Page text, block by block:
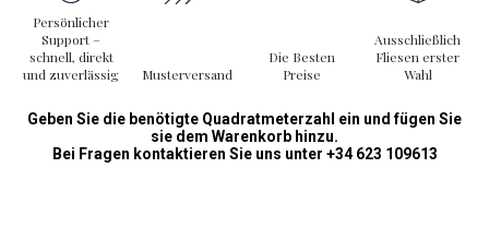
Persönlicher
Support –
schnell, direkt
und zuverlässig
Musterversand
Die Besten
Preise
Ausschließlich
Fliesen erster
Wahl
Geben Sie die benötigte Quadratmeterzahl ein und fügen Sie
sie dem Warenkorb hinzu.
Bei Fragen kontaktieren Sie uns unter +34 623 109613